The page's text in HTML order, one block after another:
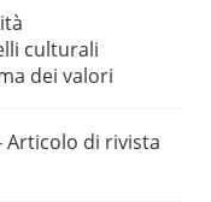
culturali
dei valori
Articolo di rivista